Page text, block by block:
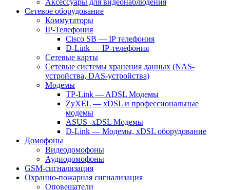
Сетевое оборудование
Коммутаторы
IP-Телефония
Cisco SB — IP телефония
D-Link — IP-телефония
Сетевые карты
Сетевые системы хранения данных (NAS-
устройства, DAS-устройства)
Модемы
TP-Link — ADSL Модемы
ZyXEL — xDSL и профессиональные
модемы
ASUS -xDSL Модемы
D-Link — Модемы, xDSL оборудование
Домофоны
Видеодомофоны
Аудиодомофоны
GSM-сигнализация
Охранно-пожарная сигнализация
Оповещатели